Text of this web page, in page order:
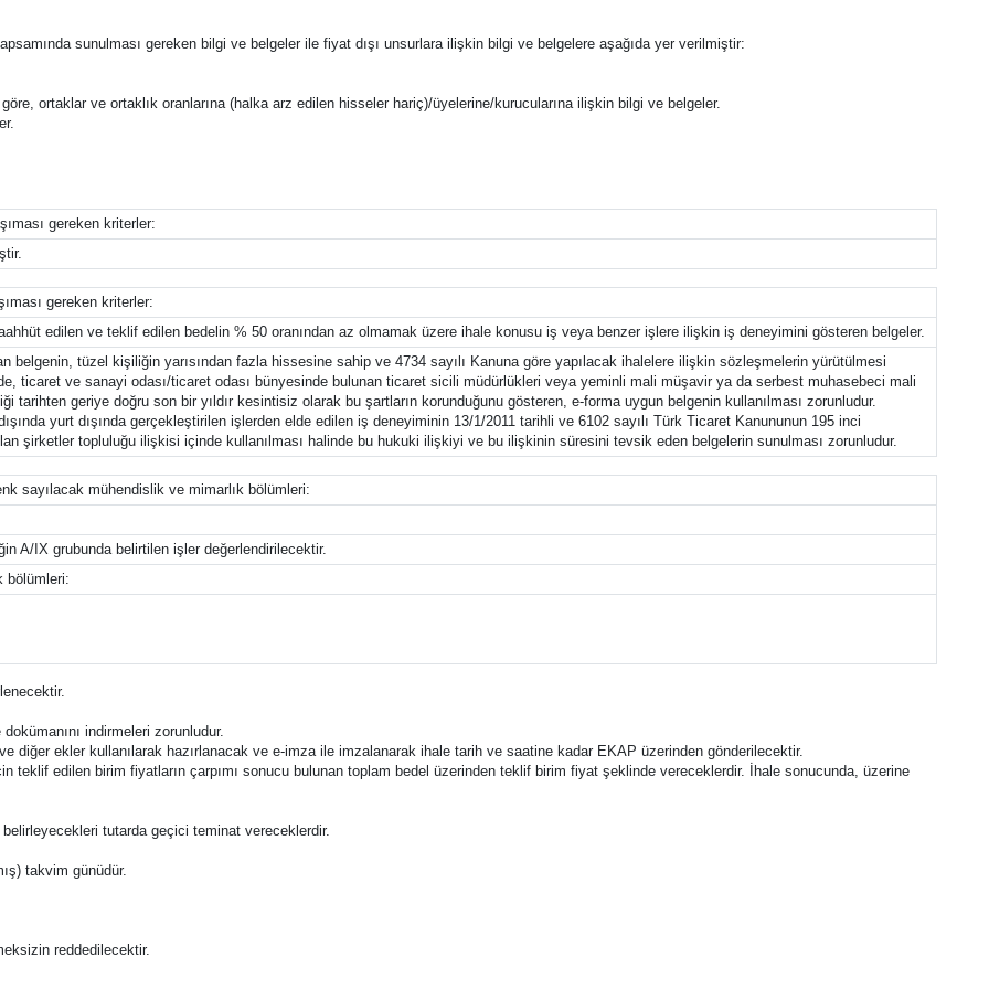
sunulması gereken bilgi ve belgeler ile fiyat dışı unsurlara ilişkin bilgi ve belgelere aşağıda yer verilmiştir:
ortaklar ve ortaklık oranlarına (halka arz edilen hisseler hariç)/üyelerine/kurucularına ilişkin bilgi ve belgeler.
gereken kriterler:
gereken kriterler:
edilen ve teklif edilen bedelin % 50 oranından az olmamak üzere ihale konusu iş veya benzer işlere ilişkin iş deneyimini gösteren belgeler.
tüzel kişiliğin yarısından fazla hissesine sahip ve 4734 sayılı Kanuna göre yapılacak ihalelere ilişkin sözleşmelerin yürütülmesi
ticaret ve sanayi odası/ticaret odası bünyesinde bulunan ticaret sicili müdürlükleri veya yeminli mali müşavir ya da serbest muhasebeci mali
tarihten geriye doğru son bir yıldır kesintisiz olarak bu şartların korunduğunu gösteren, e-forma uygun belgenin kullanılması zorunludur.
yurt dışında gerçekleştirilen işlerden elde edilen iş deneyiminin 13/1/2011 tarihli ve 6102 sayılı Türk Ticaret Kanununun 195 inci
şirketler topluluğu ilişkisi içinde kullanılması halinde bu hukuki ilişkiyi ve bu ilişkinin süresini tevsik eden belgelerin sunulması zorunludur.
sayılacak mühendislik ve mimarlık bölümleri:
A/IX grubunda belirtilen işler değerlendirilecektir.
bölümleri:
indirmeleri zorunludur.
diğer ekler kullanılarak hazırlanacak ve e-imza ile imzalanarak ihale tarih ve saatine kadar EKAP üzerinden gönderilecektir.
edilen birim fiyatların çarpımı sonucu bulunan toplam bedel üzerinden teklif birim fiyat şeklinde vereceklerdir. İhale sonucunda, üzerine
tutarda geçici teminat vereceklerdir.
takvim günüdür.
reddedilecektir.